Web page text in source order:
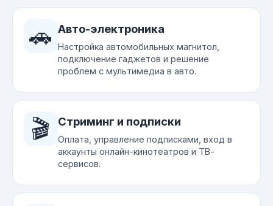
🚗 Авто-электроника
Настройка автомобильных магнитол,
подключение гаджетов и решение
проблем с мультимедиа в авто.
🎬 Стриминг и подписки
Оплата, управление подписками, вход в
аккаунты онлайн-кинотеатров и ТВ-
сервисов.